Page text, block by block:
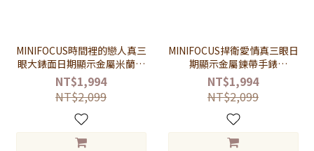
MINIFOCUS時間裡的戀人真三
眼大錶面日期顯示金屬米蘭鍊
帶手錶【WMF0183】-膚面玫
金帶
NT$1,994
NT$2,099
MINIFOCUS捍衛愛情真三眼日
期顯示金屬鍊帶手錶
【WMF0188】-粉膚面玫金帶
NT$1,994
NT$2,099